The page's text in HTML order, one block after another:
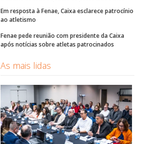
Em resposta à Fenae, Caixa esclarece patrocínio
ao atletismo
Fenae pede reunião com presidente da Caixa
após notícias sobre atletas patrocinados
As mais lidas